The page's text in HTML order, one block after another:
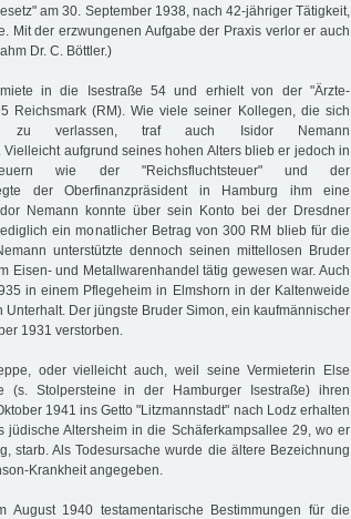
am 30. September 1938, nach 42-jähriger Tätigkeit,
Mit der erzwungenen Aufgabe der Praxis verlor er auch
Dr. C. Böttler.)
in die Isestraße 54 und erhielt von der "Ärzte-
Reichsmark (RM). Wie viele seiner Kollegen, die sich
zu verlassen, traf auch Isidor Nemann
aufgrund seines hohen Alters blieb er jedoch in
wie der "Reichsfluchtsteuer" und der
der Oberfinanzpräsident in Hamburg ihm eine
Nemann konnte über sein Konto bei der Dresdner
ein monatlicher Betrag von 300 RM blieb für die
unterstützte dennoch seinen mittellosen Bruder
Eisen- und Metallwarenhandel tätig gewesen war. Auch
in einem Pflegeheim in Elmshorn in der Kaltenweide
Der jüngste Bruder Simon, ein kaufmännischer
1931 verstorben.
oder vielleicht auch, weil seine Vermieterin Else
(s. Stolpersteine in der Hamburger Isestraße) ihren
1941 ins Getto "Litzmannstadt" nach Lodz erhalten
jüdische Altersheim in die Schäferkampsallee 29, wo er
starb. Als Todesursache wurde die ältere Bezeichnung
Krankheit angegeben.
August 1940 testamentarische Bestimmungen für die